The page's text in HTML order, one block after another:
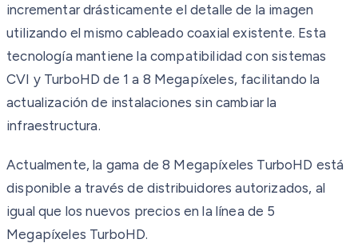
incrementar drásticamente el detalle de la imagen
utilizando el mismo cableado coaxial existente. Esta
tecnología mantiene la compatibilidad con sistemas
CVI y TurboHD de 1 a 8 Megapíxeles, facilitando la
actualización de instalaciones sin cambiar la
infraestructura.
Actualmente, la gama de 8 Megapíxeles TurboHD está
disponible a través de distribuidores autorizados, al
igual que los nuevos precios en la línea de 5
Megapíxeles TurboHD.